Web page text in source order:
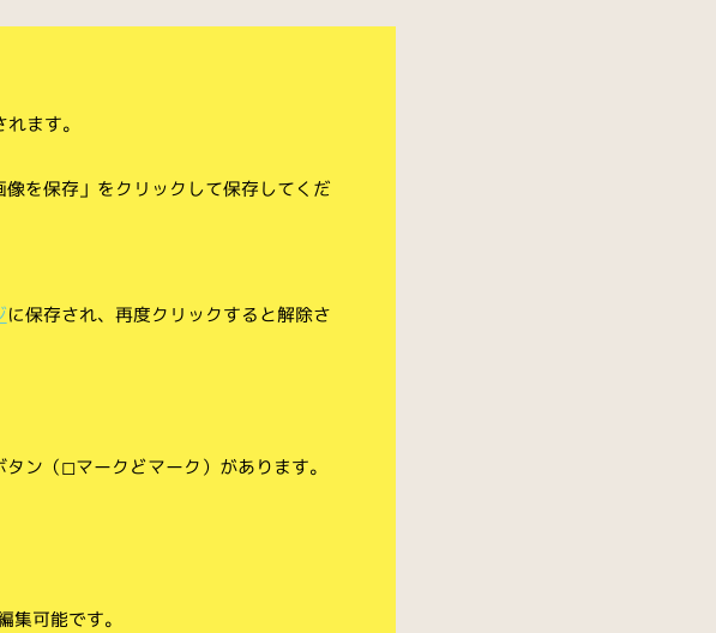
ます。
を保存」をクリックして保存してくだ
に保存され、再度クリックすると解除さ
ン（◻︎マークと◼︎マーク）があります。
可能です。